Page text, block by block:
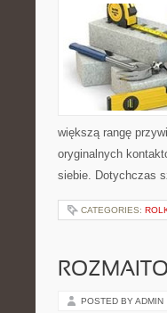
większą rangę
oryginalnych
siebie. Dotychczas
CATEGORIES:
POSTED BY ADMIN